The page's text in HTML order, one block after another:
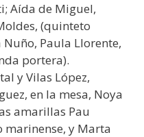
Aída de Miguel,
(quinteto
Paula Llorente,
portera).
y Vilas López,
en la mesa, Noya
amarillas Pau
marinense, y Marta